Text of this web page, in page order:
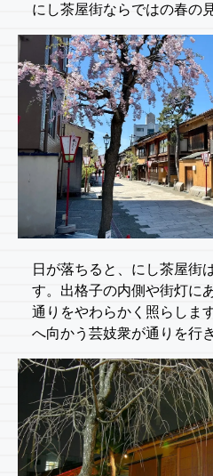
にし茶屋街ならではの春の
日が落ちると、にし茶屋街
す。出格子の内側や街灯に
通りをやわらかく照らしま
へ向かう芸妓衆が通りを行